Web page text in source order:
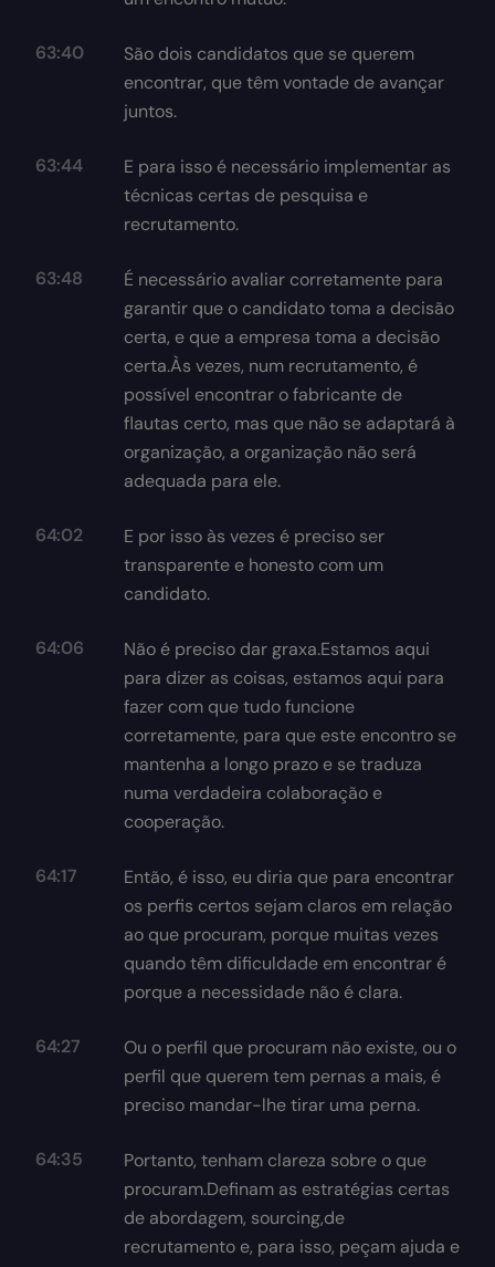
63:40
São dois candidatos que se querem
encontrar, que têm vontade de avançar
juntos.
63:44
E para isso é necessário implementar as
técnicas certas de pesquisa e
recrutamento.
63:48
É necessário avaliar corretamente para
garantir que o candidato toma a decisão
certa, e que a empresa toma a decisão
certa.Às vezes, num recrutamento, é
possível encontrar o fabricante de
flautas certo, mas que não se adaptará à
organização, a organização não será
adequada para ele.
64:02
E por isso às vezes é preciso ser
transparente e honesto com um
candidato.
64:06
Não é preciso dar graxa.Estamos aqui
para dizer as coisas, estamos aqui para
fazer com que tudo funcione
corretamente, para que este encontro se
mantenha a longo prazo e se traduza
numa verdadeira colaboração e
cooperação.
64:17
Então, é isso, eu diria que para encontrar
os perfis certos sejam claros em relação
ao que procuram, porque muitas vezes
quando têm dificuldade em encontrar é
porque a necessidade não é clara.
64:27
Ou o perfil que procuram não existe, ou o
perfil que querem tem pernas a mais, é
preciso mandar-lhe tirar uma perna.
64:35
Portanto, tenham clareza sobre o que
procuram.Definam as estratégias certas
de abordagem, sourcing,de
recrutamento e, para isso, peçam ajuda e